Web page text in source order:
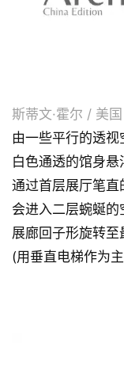
斯蒂文·霍尔 / 美国
由一些平行的透视
白色通透的馆身悬
通过首层展厅笔直
展廊回子形旋转